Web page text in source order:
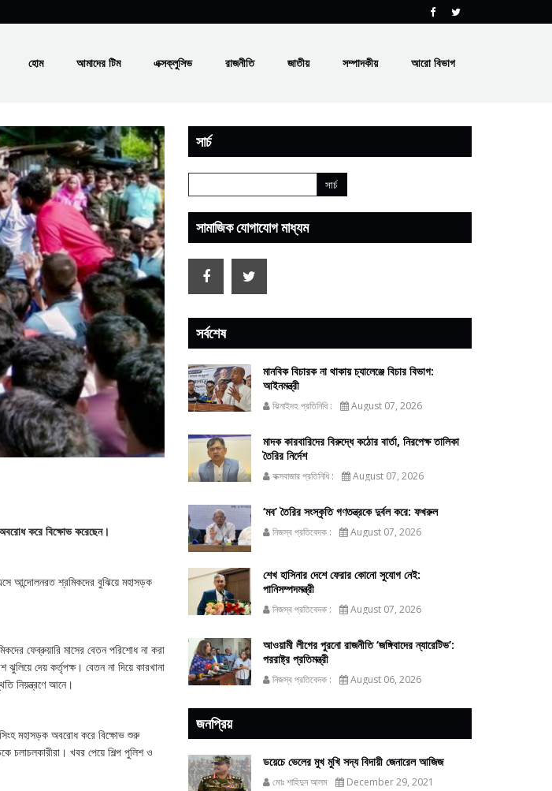
হোম আমাদের টিম এক্সক্লুসিভ রাজনীতি জাতীয় সম্পাদকীয় আরো বিভাগ
করে বিক্ষোভ করেছেন।
আন্দোলনরত শ্রমিকদের বুঝিয়ে মহাসড়ক
ফেব্রুয়ারি মাসের বেতন পরিশোধ না করা
ঝুলিয়ে দেয় কর্তৃপক্ষ। বেতন না দিয়ে কারখানা
নিয়ন্ত্রণে আনে।
মহাসড়ক অবরোধ করে বিক্ষোভ শুরু
চলাচলকারীরা। খবর পেয়ে শিল্প পুলিশ ও
সার্চ
সামাজিক যোগাযোগ মাধ্যম
সর্বশেষ
মানবিক বিচারক না থাকায় চ্যালেঞ্জে বিচার বিভাগ:
আইনমন্ত্রী
ঝিনাইদহ প্রতিনিধি : August 07, 2026
মাদক কারবারিদের বিরুদ্ধে কঠোর বার্তা, নিরপেক্ষ তালিকা
তৈরির নির্দেশ
কক্সবাজার প্রতিনিধি : August 07, 2026
‘মব’ তৈরির সংস্কৃতি গণতন্ত্রকে দুর্বল করে: ফখরুল
নিজস্ব প্রতিবেদক : August 07, 2026
শেখ হাসিনার দেশে ফেরার কোনো সুযোগ নেই:
পানিসম্পদমন্ত্রী
নিজস্ব প্রতিবেদক : August 07, 2026
আওয়ামী লীগের পুরনো রাজনীতি ‘জঙ্গিবাদের ন্যারেটিভ’:
পররাষ্ট্র প্রতিমন্ত্রী
নিজস্ব প্রতিবেদক : August 06, 2026
জনপ্রিয়
ডয়েচে ভেলের মুখ মুখি সদ্য বিদায়ী জেনারেল আজিজ
মোঃ শাহিদুন আলম December 29, 2021